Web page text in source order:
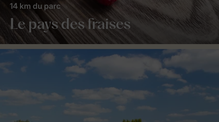
Le pays des fraises
14 km du parc